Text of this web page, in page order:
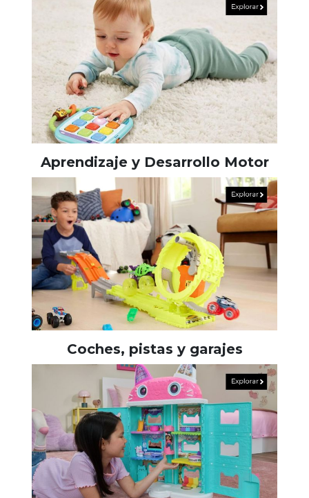
Aprendizaje y Desarrollo Motor
Coches, pistas y garajes